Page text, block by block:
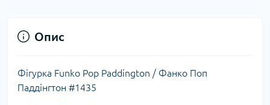
Опис
Фігурка Funko Pop Paddington / Фанко Поп
Паддінгтон #1435